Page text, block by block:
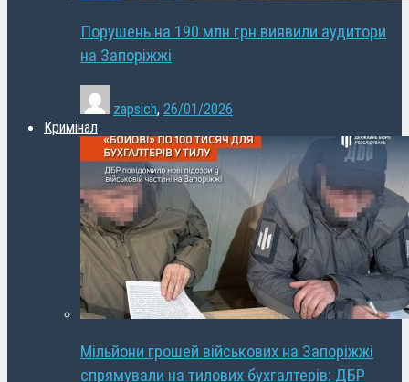
Порушень на 190 млн грн виявили аудитори
на Запоріжжі
zapsich, 26/01/2026
Кримінал
Мільйони грошей військових на Запоріжжі
спрямували на тилових бухгалтерів: ДБР